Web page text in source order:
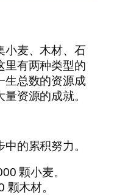
小麦、木材、石
里有两种类型的
生总数的资源成
资源的成就。
的累积努力。
颗小麦。
木材。